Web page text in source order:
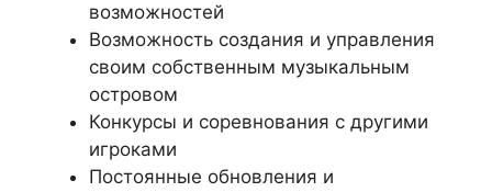
возможностей
Возможность создания и управления
своим собственным музыкальным
островом
Конкурсы и соревнования с другими
игроками
Постоянные обновления и